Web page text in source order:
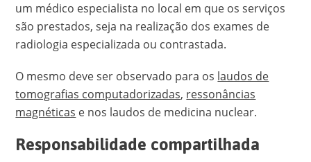
um médico especialista no local em que os serviços
são prestados, seja na realização dos exames de
radiologia especializada ou contrastada.
O mesmo deve ser observado para os laudos de
tomografias computadorizadas, ressonâncias
magnéticas e nos laudos de medicina nuclear.
Responsabilidade compartilhada